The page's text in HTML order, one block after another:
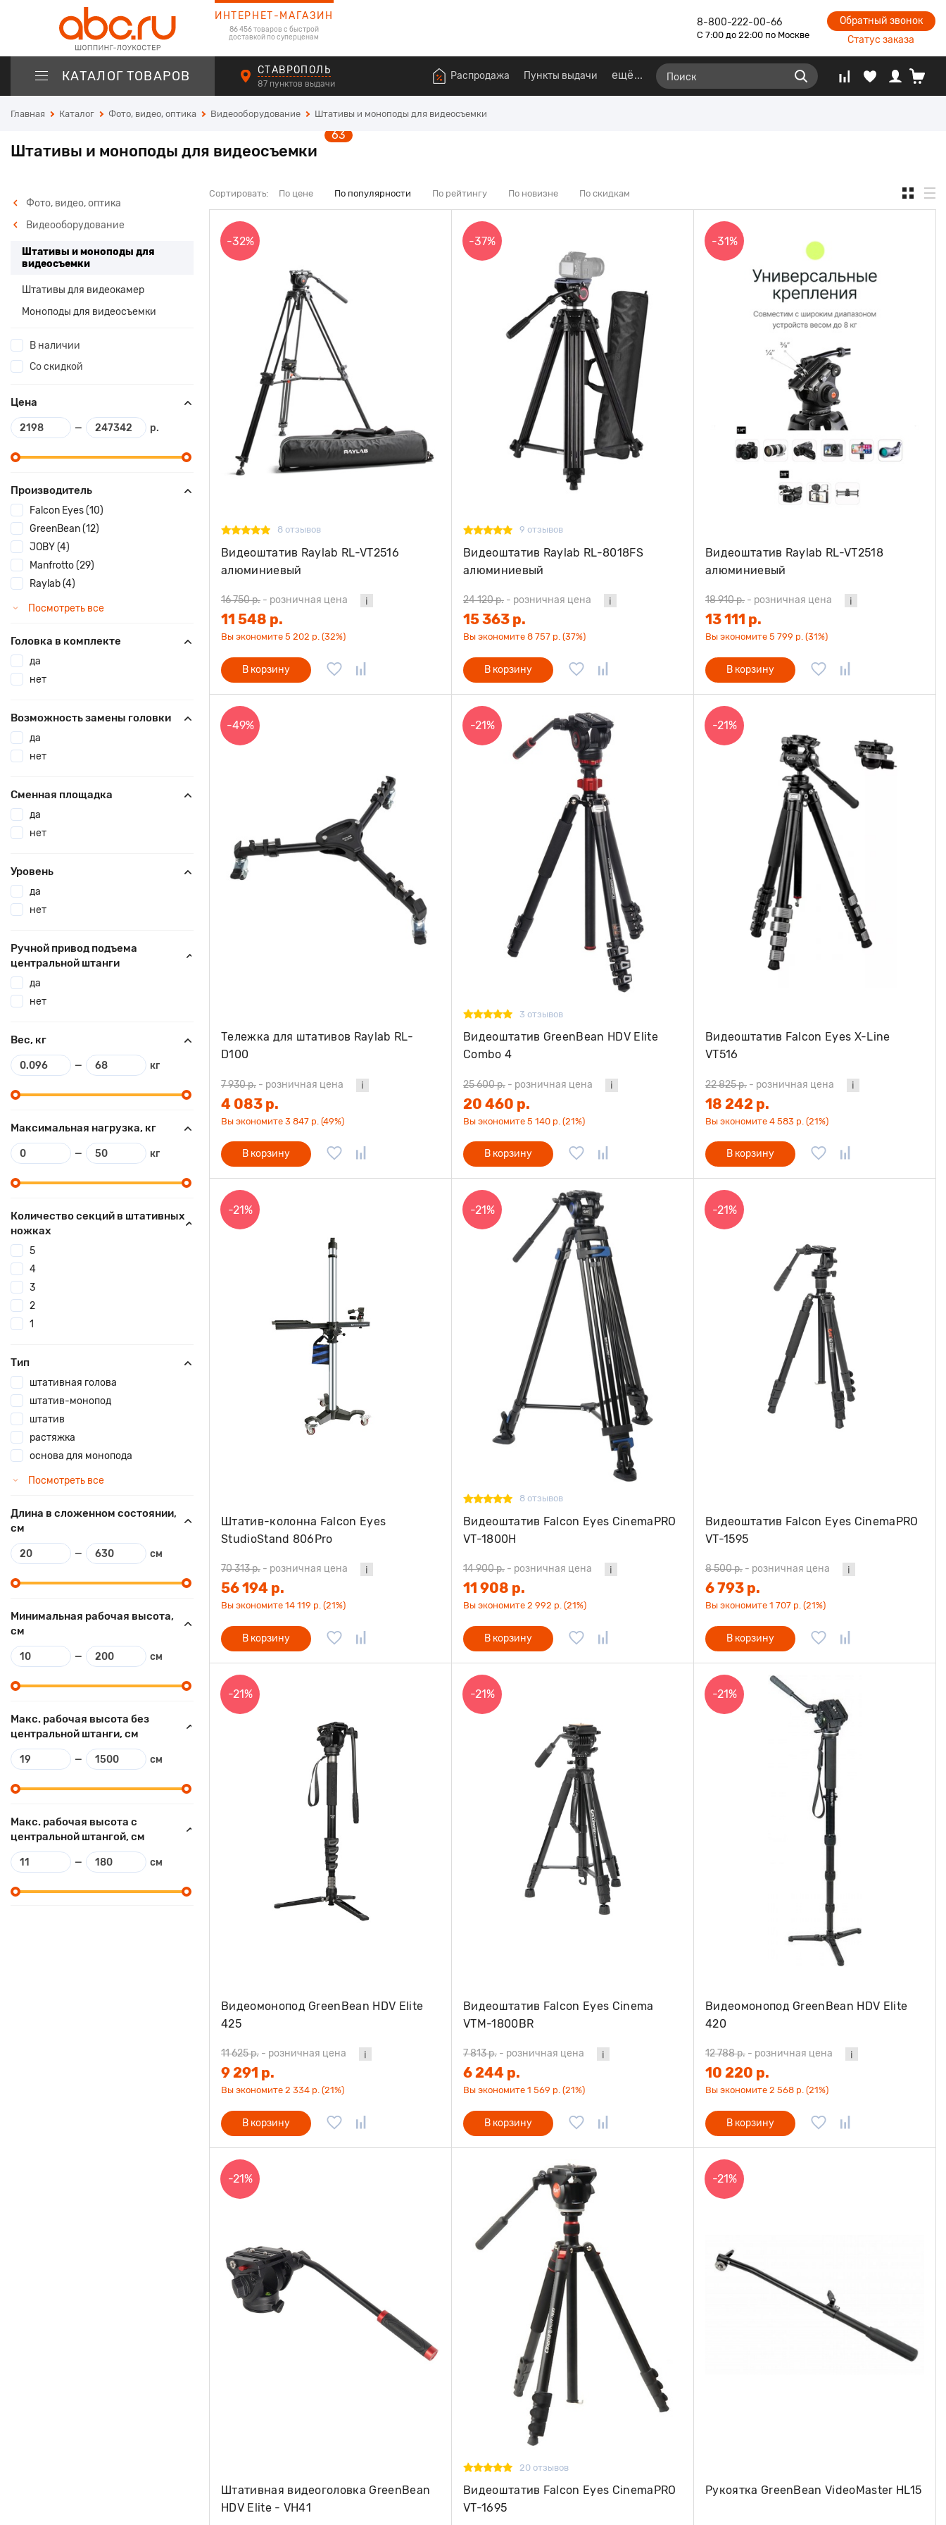
ИНТЕРНЕТ-МАГАЗИН
86 456 товаров с быстрой
доставкой по суперценам
8-800-222-00-66
С 7:00 до 22:00 по Москве
Обратный звонок
Статус заказа
КАТАЛОГ ТОВАРОВ СТАВРОПОЛЬ
87 пунктов выдачи
Распродажа Пункты выдачи ещё
Главная Каталог Фото, видео, оптика Видеооборудование Штативы и моноподы для видеосъемки
Штативы и моноподы для видеосъемки
63
Фото, видео, оптика
Видеооборудование
Штативы и моноподы для
видеосъемки
Штативы для видеокамер
Моноподы для видеосъемки
В наличии
Со скидкой
Цена
— р.
Производитель
Falcon Eyes (10)
GreenBean (12)
JOBY (4)
Manfrotto (29)
Raylab (4)
Посмотреть все
Головка в комплекте
да
нет
Возможность замены головки
да
нет
Сменная площадка
да
нет
Уровень
да
нет
Ручной привод подъема
центральной штанги
да
нет
Вес, кг
— кг
Максимальная нагрузка, кг
— кг
Количество секций в штативных
ножках
5
4
3
2
1
Тип
штативная голова
штатив-монопод
штатив
растяжка
основа для монопода
Посмотреть все
Длина в сложенном состоянии,
см
— см
Минимальная рабочая высота,
см
— см
Макс. рабочая высота без
центральной штанги, см
— см
Макс. рабочая высота с
центральной штангой, см
— см
Сортировать: По цене По популярности По рейтингу По новизне По скидкам
-32%
8 отзывов
Видеоштатив Raylab RL-VT2516
алюминиевый
16 750 р. - розничная цена
11 548 р.
Вы экономите 5 202 р. (32%)
В корзину
-37%
9 отзывов
Видеоштатив Raylab RL-8018FS
алюминиевый
24 120 р. - розничная цена
15 363 р.
Вы экономите 8 757 р. (37%)
В корзину
-31%
Видеоштатив Raylab RL-VT2518
алюминиевый
18 910 р. - розничная цена
13 111 р.
Вы экономите 5 799 р. (31%)
В корзину
-49%
Тележка для штативов Raylab RL-
D100
7 930 р. - розничная цена
4 083 р.
Вы экономите 3 847 р. (49%)
В корзину
-21%
3 отзывов
Видеоштатив GreenBean HDV Elite
Combo 4
25 600 р. - розничная цена
20 460 р.
Вы экономите 5 140 р. (21%)
В корзину
-21%
Видеоштатив Falcon Eyes X-Line
VT516
22 825 р. - розничная цена
18 242 р.
Вы экономите 4 583 р. (21%)
В корзину
-21%
Штатив-колонна Falcon Eyes
StudioStand 806Pro
70 313 р. - розничная цена
56 194 р.
Вы экономите 14 119 р. (21%)
В корзину
-21%
8 отзывов
Видеоштатив Falcon Eyes CinemaPRO
VT-1800H
14 900 р. - розничная цена
11 908 р.
Вы экономите 2 992 р. (21%)
В корзину
-21%
Видеоштатив Falcon Eyes CinemaPRO
VT-1595
8 500 р. - розничная цена
6 793 р.
Вы экономите 1 707 р. (21%)
В корзину
-21%
Видеомонопод GreenBean HDV Elite
425
11 625 р. - розничная цена
9 291 р.
Вы экономите 2 334 р. (21%)
В корзину
-21%
Видеоштатив Falcon Eyes Cinema
VTM-1800BR
7 813 р. - розничная цена
6 244 р.
Вы экономите 1 569 р. (21%)
В корзину
-21%
Видеомонопод GreenBean HDV Elite
420
12 788 р. - розничная цена
10 220 р.
Вы экономите 2 568 р. (21%)
В корзину
-21%
Штативная видеоголовка GreenBean
HDV Elite - VH41
20 отзывов
Видеоштатив Falcon Eyes CinemaPRO
VT-1695
-21%
Рукоятка GreenBean VideoMaster HL15